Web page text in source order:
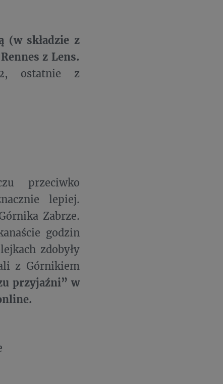
(w składzie z
Rennes z Lens.
ostatnie z
przeciwko
lepiej.
Zabrze.
godzin
zdobyły
z Górnikiem
przyjaźni” w